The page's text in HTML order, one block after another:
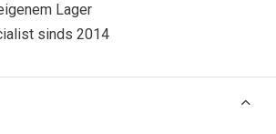
Lager
sinds 2014